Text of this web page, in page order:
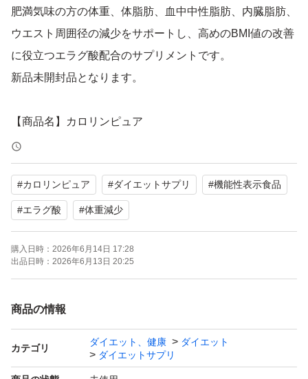
肥満気味の方の体重、体脂肪、血中中性脂肪、内臓脂肪、
ウエスト周囲径の減少をサポートし、高めのBMI値の改善
に役立つエラグ酸配合のサプリメントです。
新品未開封品となります。
【商品名】カロリンピュア
【内容量】60粒（30日分）
【機能性関与成分】エラグ酸 3mg配合
【商品の状態】未使用
【賞味期限】2027.05
食生活は、主食、主菜、副菜を基本に、食事のバランス
#カロリンピュア #ダイエットサプリ #機能性表示食品
#エラグ酸 #体重減少
購入日時： 2026年6月14日 17:28
出品日時： 2026年6月13日 20:25
商品の情報
カテゴリ
ダイエット、健康
ダイエット
ダイエットサプリ